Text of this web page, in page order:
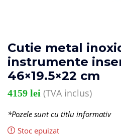
Cutie metal
instrumente
46×19.5×22 cm
4159 lei (TVA inclus)
*Pozele sunt cu titlu informativ
Stoc epuizat